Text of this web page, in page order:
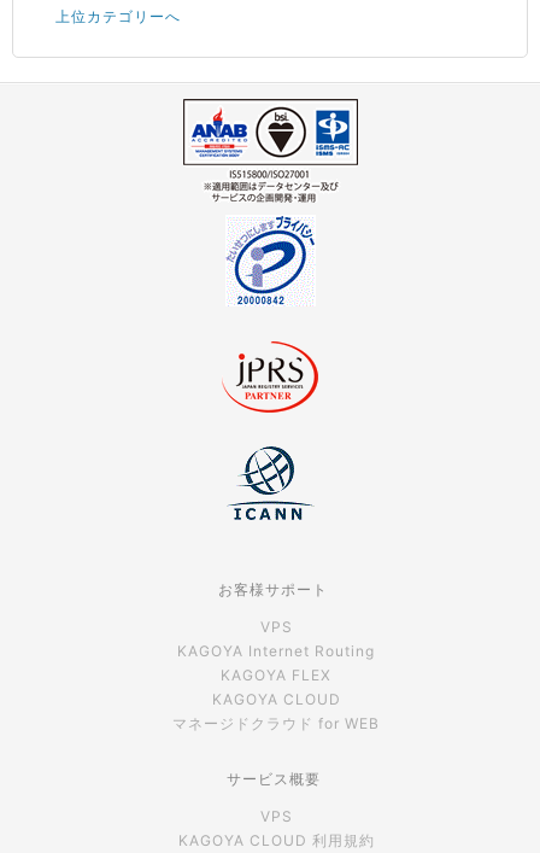
上位カテゴリーへ
お客様サポート
VPS
KAGOYA Internet Routing
KAGOYA FLEX
KAGOYA CLOUD
マネージドクラウド for WEB
サービス概要
VPS
KAGOYA CLOUD 利用規約